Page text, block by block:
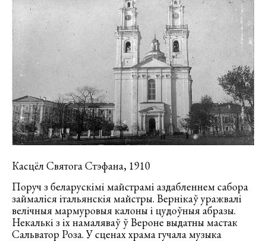
Касцёл Святога Стэфана, 1910
Поруч з беларускімі майстрамі аздабленнем сабора
займаліся італьянскія майстры. Вернікаў уражвалі
велічныя мармуровыя калоны і цудоўныя абразы.
Некалькі з іх намаляваў ў Вероне выдатны мастак
Сальватор Роза. У сценах храма гучала музыка